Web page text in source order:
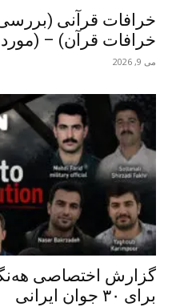
خرافات قرآن) – (مورد
می 9, 2026
گزارش اختصاصی
برای ٣٠ جوان ایرانی